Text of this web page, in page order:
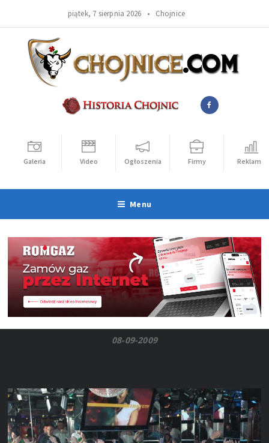
piątek, 7 sierpnia 2026 • Chojnice
Galeria Video Ogłoszenia Firmy Reklama
Menu
08-09-2009